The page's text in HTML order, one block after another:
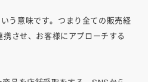
いう意味です。つまり全ての販売経
させ、お客様にアプローチする